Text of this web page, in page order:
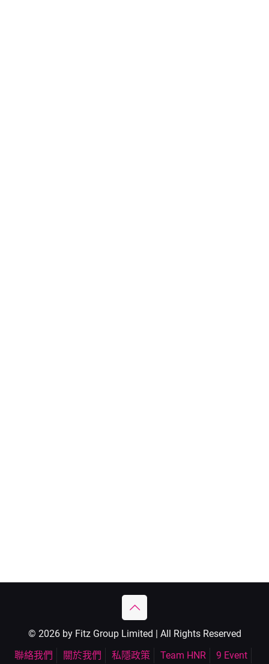
© 2026 by Fitz Group Limited | All Rights Reserved
聯絡我們
關於我們 私隱政策 Team HNR 9 Event